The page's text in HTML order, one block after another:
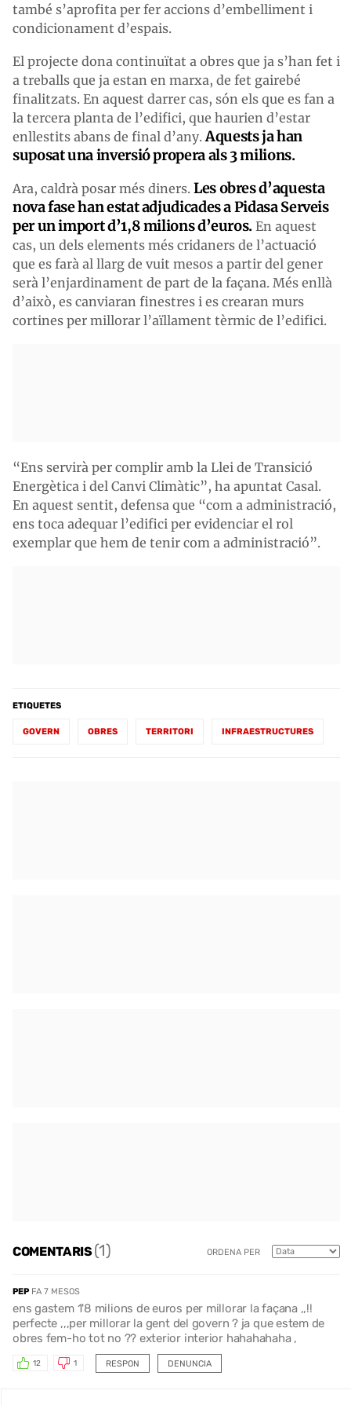
també s’aprofita per fer accions d’embelliment i
condicionament d’espais.
El projecte dona continuïtat a obres que ja s’han fet i
a treballs que ja estan en marxa, de fet gairebé
finalitzats. En aquest darrer cas, són els que es fan a
la tercera planta de l’edifici, que haurien d’estar
enllestits abans de final d’any. Aquests ja han
suposat una inversió propera als 3 milions.
Ara, caldrà posar més diners. Les obres d’aquesta
nova fase han estat adjudicades a Pidasa Serveis
per un import d’1,8 milions d’euros. En aquest
cas, un dels elements més cridaners de l’actuació
que es farà al llarg de vuit mesos a partir del gener
serà l’enjardinament de part de la façana. Més enllà
d’això, es canviaran finestres i es crearan murs
cortines per millorar l’aïllament tèrmic de l’edifici.
“Ens servirà per complir amb la Llei de Transició
Energètica i del Canvi Climàtic”, ha apuntat Casal.
En aquest sentit, defensa que “com a administració,
ens toca adequar l’edifici per evidenciar el rol
exemplar que hem de tenir com a administració”.
ETIQUETES
GOVERN OBRES TERRITORI INFRAESTRUCTURES
COMENTARIS(1) ORDENA PER
PEP FA 7 MESOS
ens gastem 1'8 milions de euros per millorar la façana ,,!!
perfecte ,,,per millorar la gent del govern ? ja que estem de
obres fem-ho tot no ?? exterior interior hahahahaha ,
RESPON
12 1 DENUNCIA